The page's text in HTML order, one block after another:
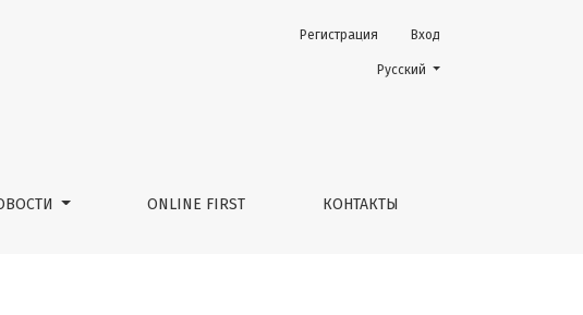
ONLINE FIRST КОНТАКТЫ
Регистрация Вход
Change the language. The
Русский